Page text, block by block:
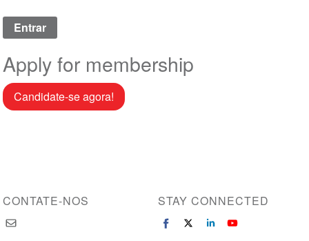
Apply for membership
Candidate-se agora!
CONTATE-NOS STAY CONNECTED